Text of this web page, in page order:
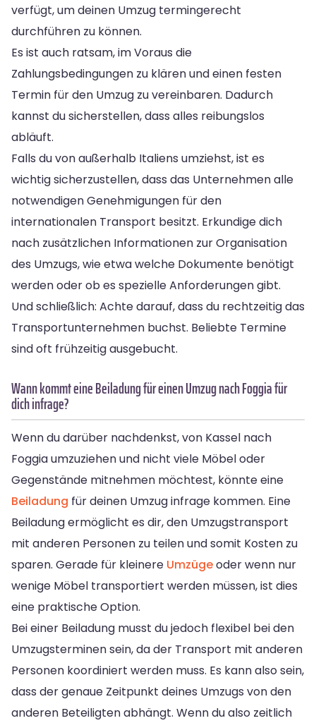
verfügt, um deinen Umzug termingerecht
durchführen zu können.
Es ist auch ratsam, im Voraus die
Zahlungsbedingungen zu klären und einen festen
Termin für den Umzug zu vereinbaren. Dadurch
kannst du sicherstellen, dass alles reibungslos
abläuft.
Falls du von außerhalb Italiens umziehst, ist es
wichtig sicherzustellen, dass das Unternehmen alle
notwendigen Genehmigungen für den
internationalen Transport besitzt. Erkundige dich
nach zusätzlichen Informationen zur Organisation
des Umzugs, wie etwa welche Dokumente benötigt
werden oder ob es spezielle Anforderungen gibt.
Und schließlich: Achte darauf, dass du rechtzeitig das
Transportunternehmen buchst. Beliebte Termine
sind oft frühzeitig ausgebucht.
Wann kommt eine Beiladung für einen Umzug nach Foggia für
dich infrage?
Wenn du darüber nachdenkst, von Kassel nach
Foggia umzuziehen und nicht viele Möbel oder
Gegenstände mitnehmen möchtest, könnte eine
Beiladung für deinen Umzug infrage kommen. Eine
Beiladung ermöglicht es dir, den Umzugstransport
mit anderen Personen zu teilen und somit Kosten zu
sparen. Gerade für kleinere Umzügeoder wenn nur
wenige Möbel transportiert werden müssen, ist dies
eine praktische Option.
Bei einer Beiladung musst du jedoch flexibel bei den
Umzugsterminen sein, da der Transport mit anderen
Personen koordiniert werden muss. Es kann also sein,
dass der genaue Zeitpunkt deines Umzugs von den
anderen Beteiligten abhängt. Wenn du also zeitlich